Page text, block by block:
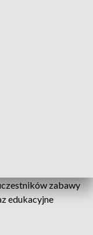
zabawy
edukacyjne